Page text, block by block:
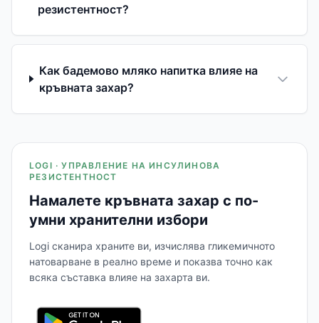
резистентност?
Как бадемово мляко напитка влияе на
кръвната захар?
LOGI · УПРАВЛЕНИЕ НА ИНСУЛИНОВА
РЕЗИСТЕНТНОСТ
Намалете кръвната захар с по-
умни хранителни избори
Logi сканира храните ви, изчислява гликемичното
натоварване в реално време и показва точно как
всяка съставка влияе на захарта ви.